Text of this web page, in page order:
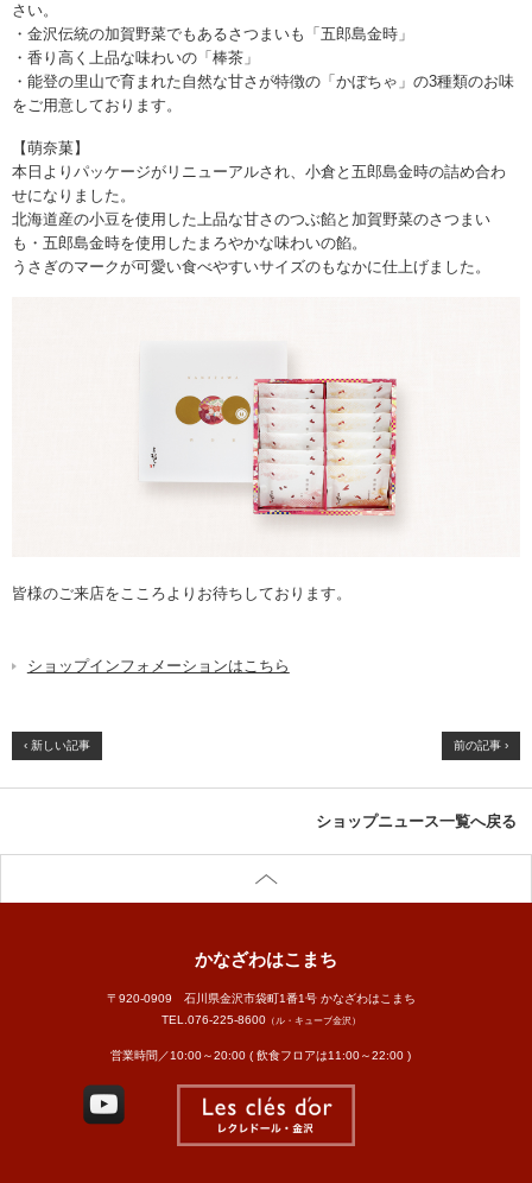
さい。
・金沢伝統の加賀野菜でもあるさつまいも「五郎島金時」
・香り高く上品な味わいの「棒茶」
・能登の里山で育まれた自然な甘さが特徴の「かぼちゃ」の3種類のお味
をご用意しております。
【萌奈菓】
本日よりパッケージがリニューアルされ、小倉と五郎島金時の詰め合わ
せになりました。
北海道産の小豆を使用した上品な甘さのつぶ餡と加賀野菜のさつまい
も・五郎島金時を使用したまろやかな味わいの餡。
うさぎのマークが可愛い食べやすいサイズのもなかに仕上げました。
皆様のご来店をこころよりお待ちしております。
ショップインフォメーションはこちら
‹ 新しい記事 前の記事 ›
ショップニュース一覧へ戻る
かなざわはこまち
〒920-0909 石川県金沢市袋町1番1号 かなざわはこまち
TEL.076-225-8600（ル・キューブ金沢）
営業時間／10:00～20:00 ( 飲食フロアは11:00～22:00 )